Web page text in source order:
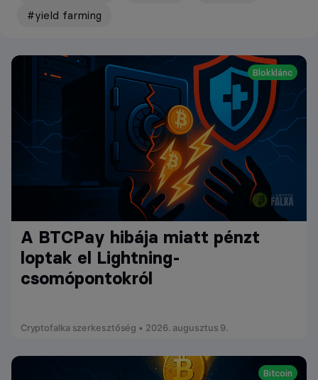
#yield farming
Blokklánc
A BTCPay hibája miatt pénzt
loptak el Lightning-
csomópontokról
Cryptofalka szerkesztőség • 2026. augusztus 9.
Bitcoin